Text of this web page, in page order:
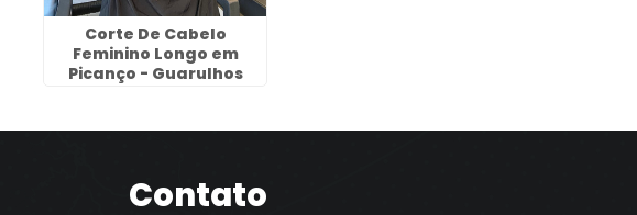
Corte De Cabelo
Feminino Longo em
Picanço - Guarulhos
Contato